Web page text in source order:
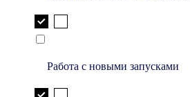
Работа с новыми запусками